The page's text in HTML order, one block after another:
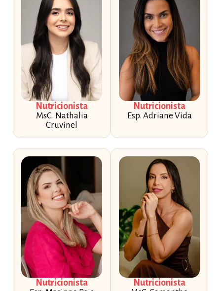
Nutricionista
MsC. Nathalia
Cruvinel
Nutricionista
Esp. Adriane Vida
Nutricionista Nutricionista